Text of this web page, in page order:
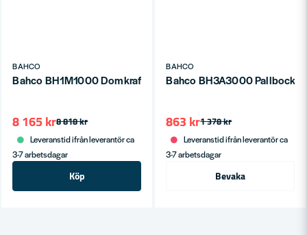
BAHCO
Bahco BH1M1000 Domkraft Allround (1000kg)
8 818 kr
8 165 kr
Leveranstid ifrån leverantör ca
3-7 arbetsdagar
Köp
BAHCO
Bahco BH3A3000
1 378 kr
863 kr
Leveranstid ifrån leverantör ca
3-7 arbetsdagar
Bevaka